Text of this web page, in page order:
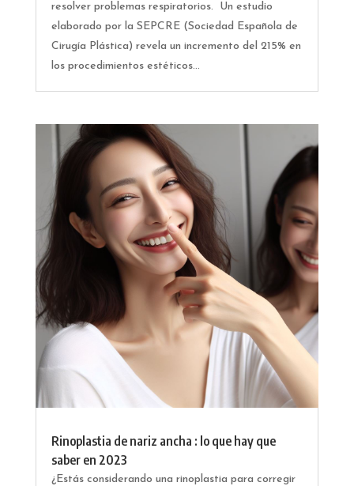
resolver problemas respiratorios. Un estudio
elaborado por la SEPCRE (Sociedad Española de
Cirugía Plástica) revela un incremento del 215% en
los procedimientos estéticos...
Rinoplastia de nariz ancha : lo que hay que
saber en 2023
¿Estás considerando una rinoplastia para corregir